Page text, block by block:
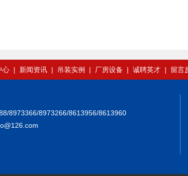
心 | 新闻资讯 | 吊装实例 | 厂房设备 | 诚聘英才 | 留言
8973366/8973266/8613956/8613960